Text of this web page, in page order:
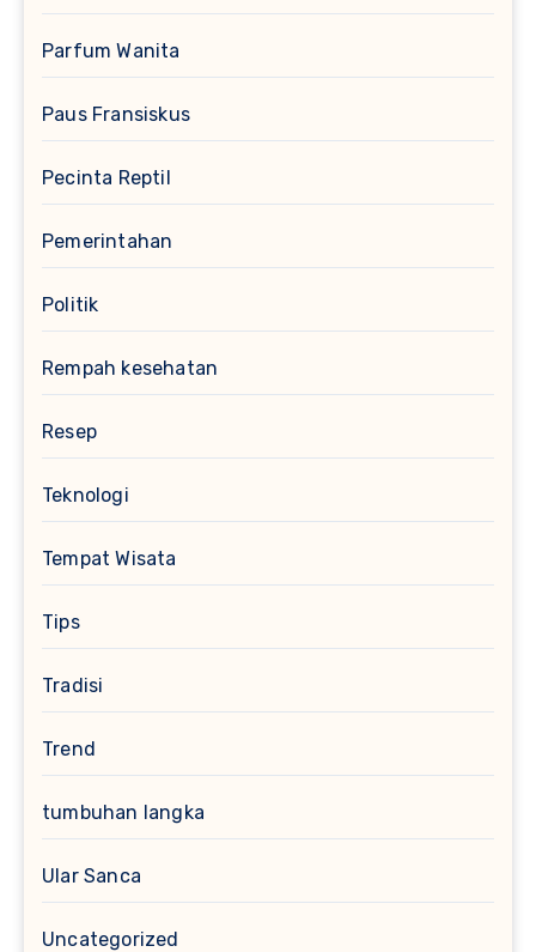
Parfum Wanita
Paus Fransiskus
Pecinta Reptil
Pemerintahan
Politik
Rempah kesehatan
Resep
Teknologi
Tempat Wisata
Tips
Tradisi
Trend
tumbuhan langka
Ular Sanca
Uncategorized